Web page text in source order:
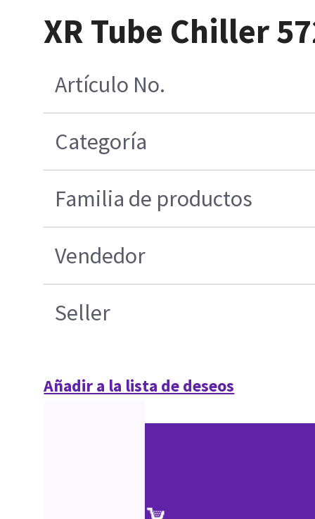
XR Tube Chiller
Artículo No.
Categoría
Familia de productos
Vendedor
Seller
Añadir a la lista de deseos